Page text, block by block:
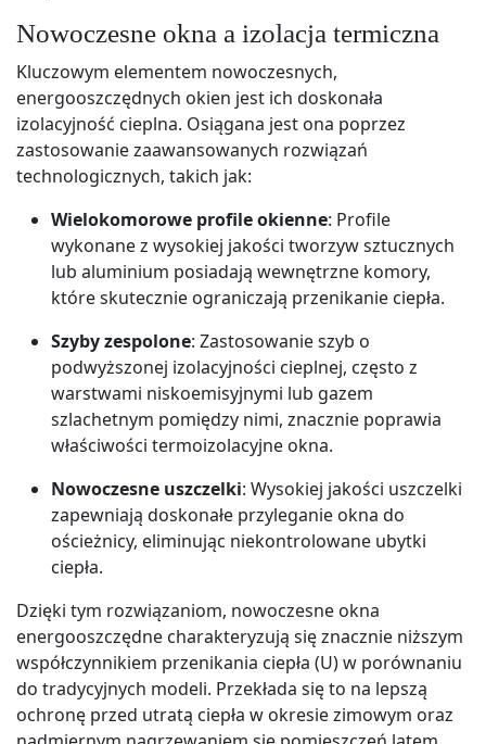
Nowoczesne okna a izolacja termiczna
Kluczowym elementem nowoczesnych,
energooszczędnych okien jest ich doskonała
izolacyjność cieplna. Osiągana jest ona poprzez
zastosowanie zaawansowanych rozwiązań
technologicznych, takich jak:
Wielokomorowe profile okienne: Profile
wykonane z wysokiej jakości tworzyw sztucznych
lub aluminium posiadają wewnętrzne komory,
które skutecznie ograniczają przenikanie ciepła.
Szyby zespolone: Zastosowanie szyb o
podwyższonej izolacyjności cieplnej, często z
warstwami niskoemisyjnymi lub gazem
szlachetnym pomiędzy nimi, znacznie poprawia
właściwości termoizolacyjne okna.
Nowoczesne uszczelki: Wysokiej jakości uszczelki
zapewniają doskonałe przyleganie okna do
ościeżnicy, eliminując niekontrolowane ubytki
ciepła.
Dzięki tym rozwiązaniom, nowoczesne okna
energooszczędne charakteryzują się znacznie niższym
współczynnikiem przenikania ciepła (U) w porównaniu
do tradycyjnych modeli. Przekłada się to na lepszą
ochronę przed utratą ciepła w okresie zimowym oraz